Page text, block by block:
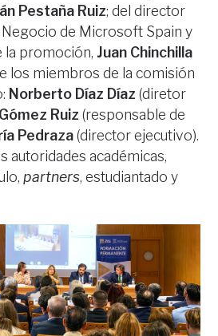
Pestaña Ruiz; del director
de Microsoft Spain y
la promoción, Juan Chinchilla
los miembros de la comisión
Norberto Díaz Díaz (diretor
Ruiz (responsable de
Pedraza(director ejecutivo).
autoridades académicas,
partners, estudiantado y